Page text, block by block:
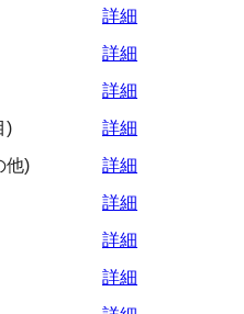
詳細
詳細
詳細
)
詳細
他)
詳細
詳細
詳細
詳細